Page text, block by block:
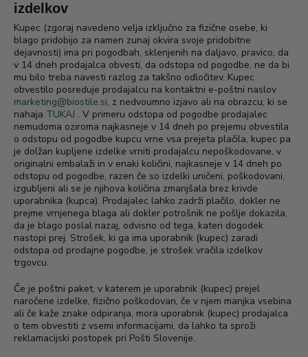
izdelkov
Kupec (zgoraj navedeno velja izključno za fizične osebe, ki
blago pridobijo za namen zunaj okvira svoje pridobitne
dejavnosti) ima pri pogodbah, sklenjenih na daljavo, pravico, da
v 14 dneh prodajalca obvesti, da odstopa od pogodbe, ne da bi
mu bilo treba navesti razlog za takšno odločitev. Kupec
obvestilo posreduje prodajalcu na kontaktni e-poštni naslov
marketing@biostile.si, z nedvoumno izjavo ali na obrazcu, ki se
nahaja TUKAJ . V primeru odstopa od pogodbe prodajalec
nemudoma oziroma najkasneje v 14 dneh po prejemu obvestila
o odstopu od pogodbe kupcu vrne vsa prejeta plačila, kupec pa
je dolžan kupljene izdelke vrniti prodajalcu nepoškodovane, v
originalni embalaži in v enaki količini, najkasneje v 14 dneh po
odstopu od pogodbe, razen če so izdelki uničeni, poškodovani,
izgubljeni ali se je njihova količina zmanjšala brez krivde
uporabnika (kupca). Prodajalec lahko zadrži plačilo, dokler ne
prejme vrnjenega blaga ali dokler potrošnik ne pošlje dokazila,
da je blago poslal nazaj, odvisno od tega, kateri dogodek
nastopi prej. Strošek, ki ga ima uporabnik (kupec) zaradi
odstopa od prodajne pogodbe, je strošek vračila izdelkov
trgovcu.
Če je poštni paket, v katerem je uporabnik (kupec) prejel
naročene izdelke, fizično poškodovan, če v njem manjka vsebina
ali če kaže znake odpiranja, mora uporabnik (kupec) prodajalca
o tem obvestiti z vsemi informacijami, da lahko ta sproži
reklamacijski postopek pri Pošti Slovenije.